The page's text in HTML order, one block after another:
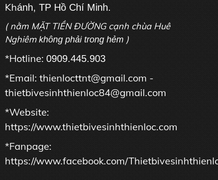
Khánh, TP Hồ Chí Minh.
( nằm MẶT TIỀN ĐƯỜNG cạnh chùa Huê
Nghiêm không phải trong hẻm )
*Hotline: 0909.445.903
*Email: thienlocttnt@gmail.com -
thietbivesinhthienloc84@gmail.com
*Website:
https://www.thietbivesinhthienloc.com
*Fanpage:
https://www.facebook.com/